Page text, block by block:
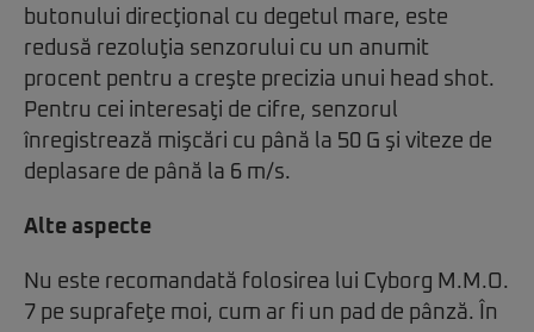
butonului direcţional cu degetul mare, este
redusă rezoluţia senzorului cu un anumit
procent pentru a creşte precizia unui head shot.
Pentru cei interesaţi de cifre, senzorul
înregistrează mişcări cu până la 50 G şi viteze de
deplasare de până la 6 m/s.
Alte aspecte
Nu este recomandată folosirea lui Cyborg M.M.O.
7 pe suprafeţe moi, cum ar fi un pad de pânză. În